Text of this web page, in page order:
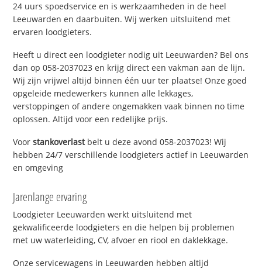
24 uurs spoedservice en is werkzaamheden in de heel
Leeuwarden en daarbuiten. Wij werken uitsluitend met
ervaren loodgieters.
Heeft u direct een loodgieter nodig uit Leeuwarden? Bel ons
dan op 058-2037023 en krijg direct een vakman aan de lijn.
Wij zijn vrijwel altijd binnen één uur ter plaatse! Onze goed
opgeleide medewerkers kunnen alle lekkages,
verstoppingen of andere ongemakken vaak binnen no time
oplossen. Altijd voor een redelijke prijs.
Voorstankoverlastbelt u deze avond 058-2037023! Wij
hebben 24/7 verschillende loodgieters actief in Leeuwarden
en omgeving
Jarenlange ervaring
Loodgieter Leeuwarden werkt uitsluitend met
gekwalificeerde loodgieters en die helpen bij problemen
met uw waterleiding, CV, afvoer en riool en daklekkage.
Onze servicewagens in Leeuwarden hebben altijd